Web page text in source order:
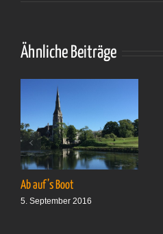
Ähnliche Beiträge
Ab auf’s Boot
5. September 2016